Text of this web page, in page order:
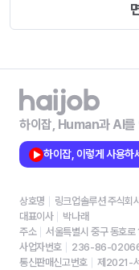
하이잡, Human과 AI를
하이잡, 이렇게 사용하
상호명
링크업솔루션 주식회
대표이사
박나래
주소
서울특별시 중구 동호
사업자번호
236-86-
통신판매신고번호
제2021-